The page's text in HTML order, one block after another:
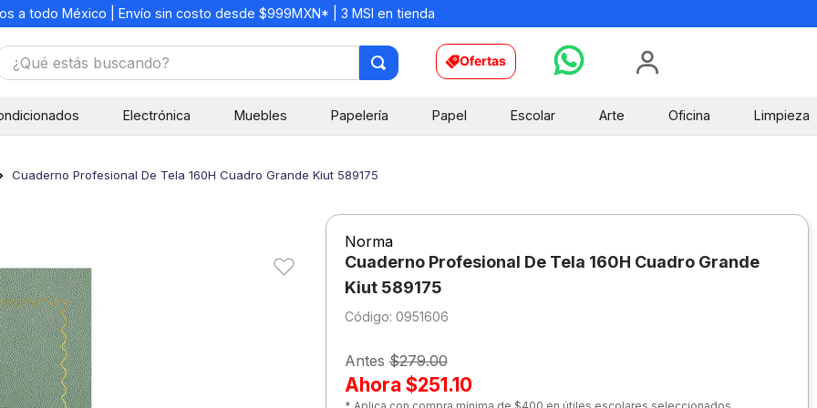
a todo México | Envío sin costo desde $999MXN* | 3 MSI en tienda
estás buscando? Ofertas
Electrónica Muebles Papelería Papel Escolar Arte Oficina Limpieza
Cuaderno Profesional De Tela 160H Cuadro Grande Kiut 589175
Norma
Cuaderno Profesional De Tela 160H Cuadro Grande
Kiut 589175
: 0951606
Antes$279.00
Ahora $251.10
6.
boligrafo
7.
escolar
8.
sacapuntas
9.
lapiz